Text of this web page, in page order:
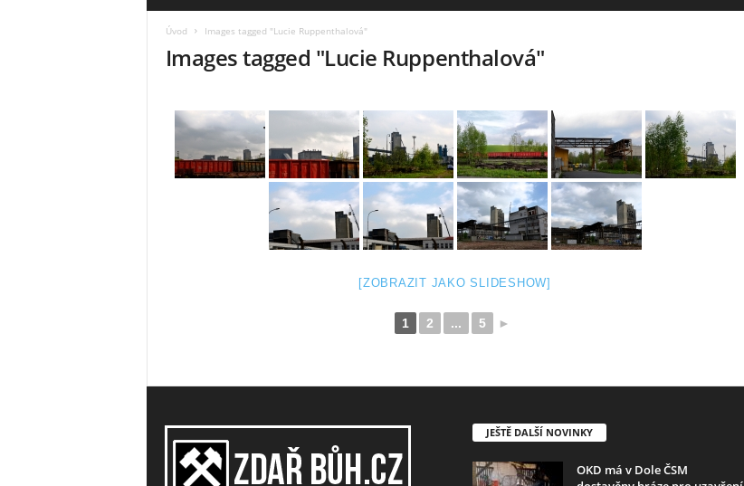
Úvod Images tagged "Lucie Ruppenthalová"
Images tagged "Lucie Ruppenthalová"
[ZOBRAZIT JAKO SLIDESHOW]
1 2 ... 5 ►
JEŠTĚ DALŠÍ NOVINKY
OKD má v Dole ČSM